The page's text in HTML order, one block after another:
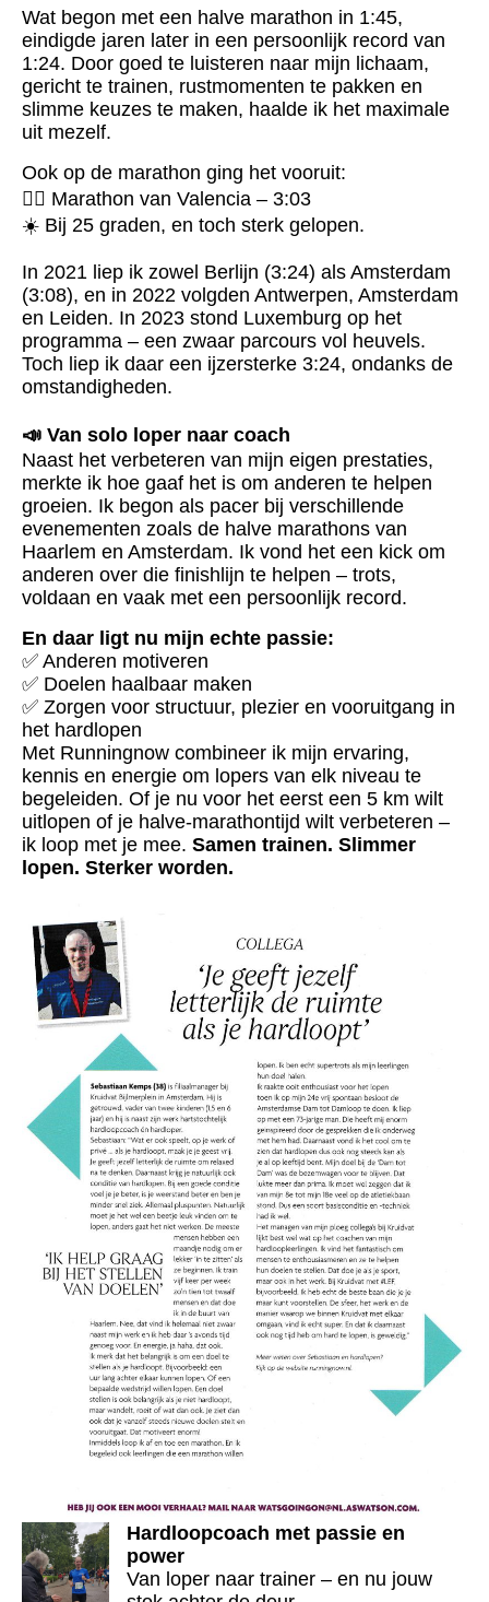
Wat begon met een halve marathon in 1:45,
eindigde jaren later in een persoonlijk record van
1:24. Door goed te luisteren naar mijn lichaam,
gericht te trainen, rustmomenten te pakken en
slimme keuzes te maken, haalde ik het maximale
uit mezelf.
Ook op de marathon ging het vooruit:
🏃‍♂️ Marathon van Valencia – 3:03
☀️ Bij 25 graden, en toch sterk gelopen.
In 2021 liep ik zowel Berlijn (3:24) als Amsterdam
(3:08), en in 2022 volgden Antwerpen, Amsterdam
en Leiden. In 2023 stond Luxemburg op het
programma – een zwaar parcours vol heuvels.
Toch liep ik daar een ijzersterke 3:24, ondanks de
omstandigheden.
📣 Van solo loper naar coach
Naast het verbeteren van mijn eigen prestaties,
merkte ik hoe gaaf het is om anderen te helpen
groeien. Ik begon als pacer bij verschillende
evenementen zoals de halve marathons van
Haarlem en Amsterdam. Ik vond het een kick om
anderen over die finishlijn te helpen – trots,
voldaan en vaak met een persoonlijk record.
En daar ligt nu mijn echte passie:
✅ Anderen motiveren
✅ Doelen haalbaar maken
✅ Zorgen voor structuur, plezier en vooruitgang in
het hardlopen
Met Runningnow combineer ik mijn ervaring,
kennis en energie om lopers van elk niveau te
begeleiden. Of je nu voor het eerst een 5 km wilt
uitlopen of je halve-marathontijd wilt verbeteren –
ik loop met je mee. Samen trainen. Slimmer
lopen. Sterker worden.
Hardloopcoach met passie en
power
Van loper naar trainer – en nu jouw